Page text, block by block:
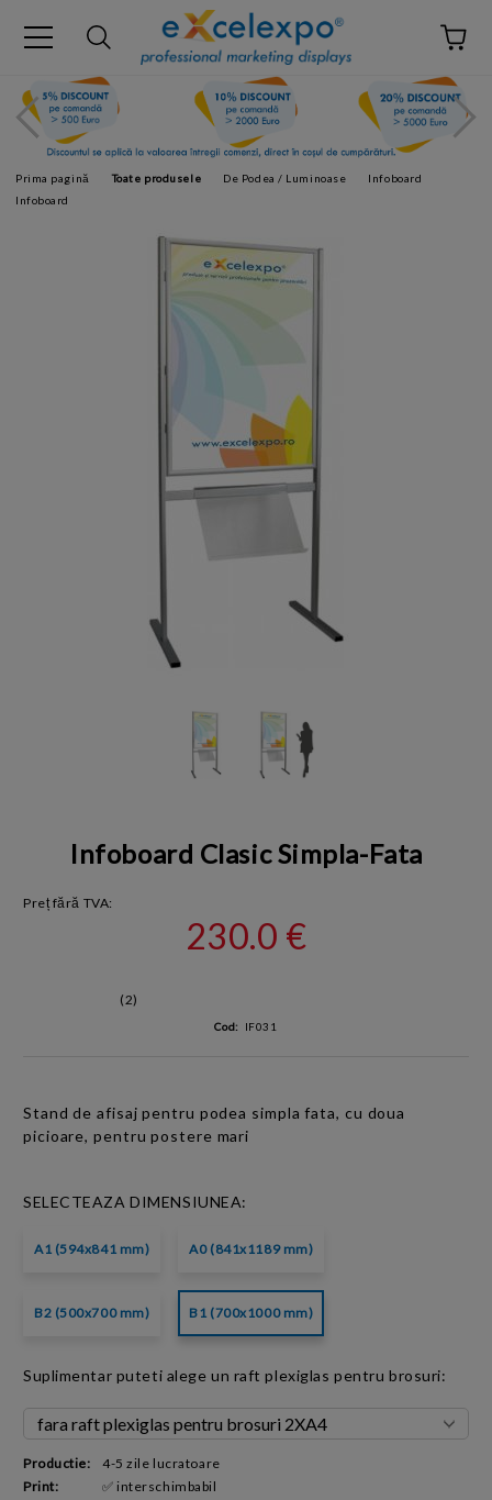
Prima pagină Toate produsele De Podea / Luminoase
Infoboard
Infoboard
Infoboard Clasic Simpla-Fata
Preț fără TVA:
230.0 €
(2)
Cod: IF031
Stand de afisaj pentru podea simpla fata, cu doua
picioare,pentru postere mari
SELECTEAZA DIMENSIUNEA:
A1 (594x841 mm) A0 (841x1189 mm)
B2 (500x700 mm) B1 (700x1000 mm)
Suplimentar puteti alege un raft plexiglas pentru brosuri:
Productie:
4-5 zile lucratoare
Print:
✅ interschimbabil